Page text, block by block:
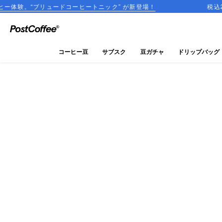
ードコーヒートニック” が新登場！ 税込2,000円以上
close
コーヒー豆 サブスク 豆ガチャ ドリップバッグ